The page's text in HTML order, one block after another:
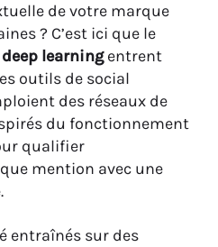
de votre marque
? C’est ici que le
deep learningentrent
outils de social
des réseaux de
du fonctionnement
qualifier
mention avec une
entraînés sur des